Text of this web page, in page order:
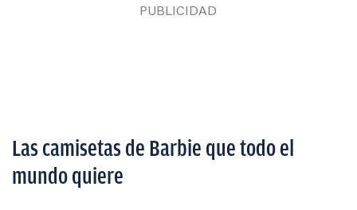
Las camisetas de Barbie que todo el
mundo quiere